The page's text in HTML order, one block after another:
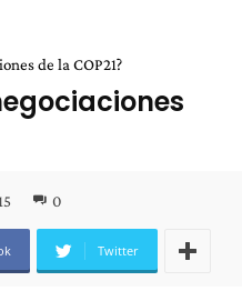
de la COP21?
0
Twitter